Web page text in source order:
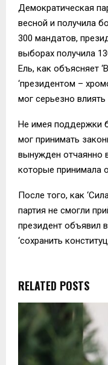
Демократическая
весной и получила
300 мандатов,
выборах получила
Ель, как объясняет
‘президентом –
мог серьезно
Не имея поддержки
мог принимать
вынужден отчаянно
которые принимала
После того, как
партия не смогли
президент объявил
‘сохранить
RELATED POSTS